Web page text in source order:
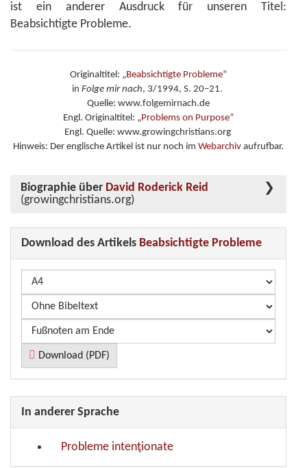
ist ein anderer Ausdruck für unseren Titel:
Beabsichtigte Probleme.
Originaltitel: „Beabsichtigte Probleme“
in Folge mir nach, 3/1994, S. 20–21.
Quelle: www.folgemirnach.de
Engl. Originaltitel: „Problems on Purpose“
Engl. Quelle: www.growingchristians.org
Hinweis: Der englische Artikel ist nur noch im Webarchiv aufrufbar.
Biographie über David Roderick Reid
(growingchristians.org)
Download des Artikels Beabsichtigte Probleme
Download (PDF)
In anderer Sprache
Probleme intenţionate